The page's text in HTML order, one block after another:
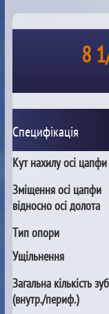
8
Специфікація
Кут нахилу осі цапфи
Зміщення осі цапфи
відносно осі долота
Тип опори
Ущільнення
Загальна кількість
(внутр./периф.)